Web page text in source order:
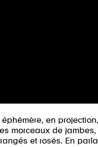
en
morceaux de jambes,
et rosés. En